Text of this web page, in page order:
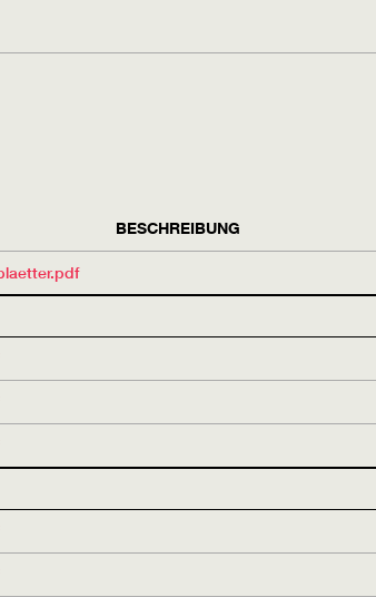
BESCHREIBUNG